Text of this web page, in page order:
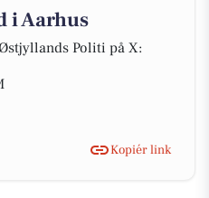
i Aarhus
Politi på X:
Kopiér link